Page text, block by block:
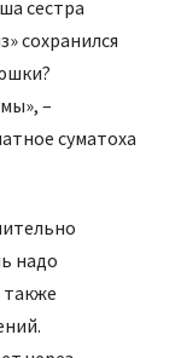
сестра
сохранился
–
суматоха
надо